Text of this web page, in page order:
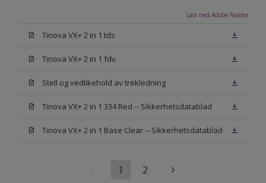
Last ned Adobe Reader
Tinova VX+ 2 in 1 tds
Tinova VX+ 2 in 1 fdv
Stell og vedlikehold av trekledning
Tinova VX+ 2 in 1 334 Red -- Sikkerhetsdatablad
Tinova VX+ 2 in 1 Base Clear -- Sikkerhetsdatablad
1 2